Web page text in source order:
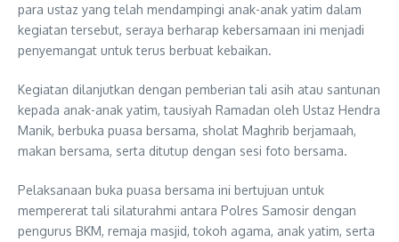
para ustaz yang telah mendampingi anak-anak yatim dalam
kegiatan tersebut, seraya berharap kebersamaan ini menjadi
penyemangat untuk terus berbuat kebaikan.
Kegiatan dilanjutkan dengan pemberian tali asih atau santunan
kepada anak-anak yatim, tausiyah Ramadan oleh Ustaz Hendra
Manik, berbuka puasa bersama, sholat Maghrib berjamaah,
makan bersama, serta ditutup dengan sesi foto bersama.
Pelaksanaan buka puasa bersama ini bertujuan untuk
mempererat tali silaturahmi antara Polres Samosir dengan
pengurus BKM, remaja masjid, tokoh agama, anak yatim, serta